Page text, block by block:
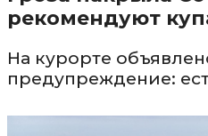
рекомендуют
На курорте
предупреждение: